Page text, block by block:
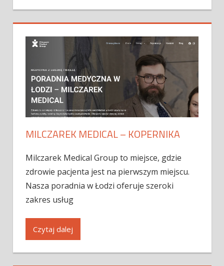
MILCZAREK MEDICAL – KOPERNIKA
Milczarek Medical Group to miejsce, gdzie
zdrowie pacjenta jest na pierwszym miejscu.
Nasza poradnia w Łodzi oferuje szeroki
zakres usług
Czytaj dalej